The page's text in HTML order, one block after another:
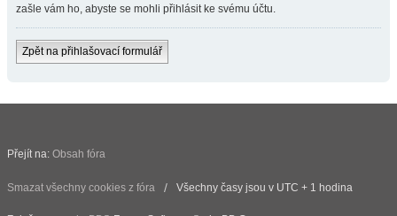
zašle vám ho, abyste se mohli přihlásit ke svému účtu.
Zpět na přihlašovací formulář
Přejít na: Obsah fóra
Smazat všechny cookies z fóra Všechny časy jsou v UTC + 1 hodina